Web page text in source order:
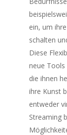
ein, um
schalten
Diese
neue Tools
die ihnen
ihre Kunst
entweder
Streaming